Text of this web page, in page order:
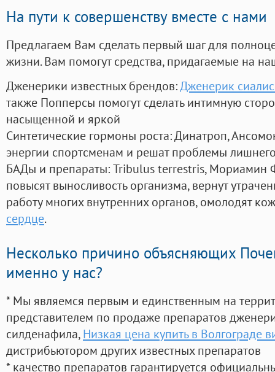
На пути к совершенству вместе с нами
Предлагаем Вам сделать первый шаг для
жизни. Вам помогут средства, придагаемые на
Дженерики известных брендов:Дженерик
также Попперсы помогут сделать интимную
насыщенной и яркой
Синтетические гормоны роста: Динатроп,
энергии спортсменам и решат проблемы
БАДы и препараты:Tribulus terrestris, Мориамин
повысят выносливость организма, вернут
работу многих внутренних органов, омолодят
сердце.
Несколько причино объясняющих
именно у нас?
* Мы являемся первым и единственным на
представителем по продаже препаратов
силденафила, Низкая цена купить в Волгограде
дистрибьютором других известных препаратов
* качество препаратов гарантируется